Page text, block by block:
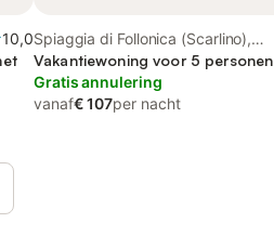
10,0Spiaggia di Follonica (Scarlino),
Follonica
Vakantiewoning voor 5 personen
Gratis annulering
vanaf€ 107per nacht